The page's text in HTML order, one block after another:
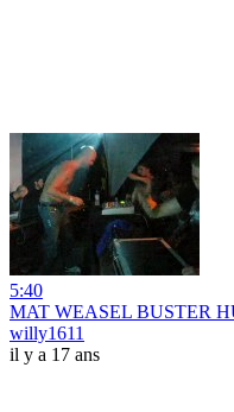
5:40
MAT WEASEL BUSTER
willy1611
il y a 17 ans